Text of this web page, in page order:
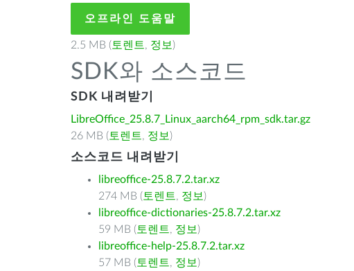
오프라인 도움말
2.5 MB ( 토렌트, 정보 )
SDK와 소스코드
SDK 내려받기
LibreOffice_25.8.7_Linux_aarch64_rpm_sdk.tar.gz
26 MB ( 토렌트, 정보 )
소스코드 내려받기
libreoffice-25.8.7.2.tar.xz
274 MB ( 토렌트, 정보 )
libreoffice-dictionaries-25.8.7.2.tar.xz
59 MB ( 토렌트, 정보 )
libreoffice-help-25.8.7.2.tar.xz
57 MB ( 토렌트, 정보 )